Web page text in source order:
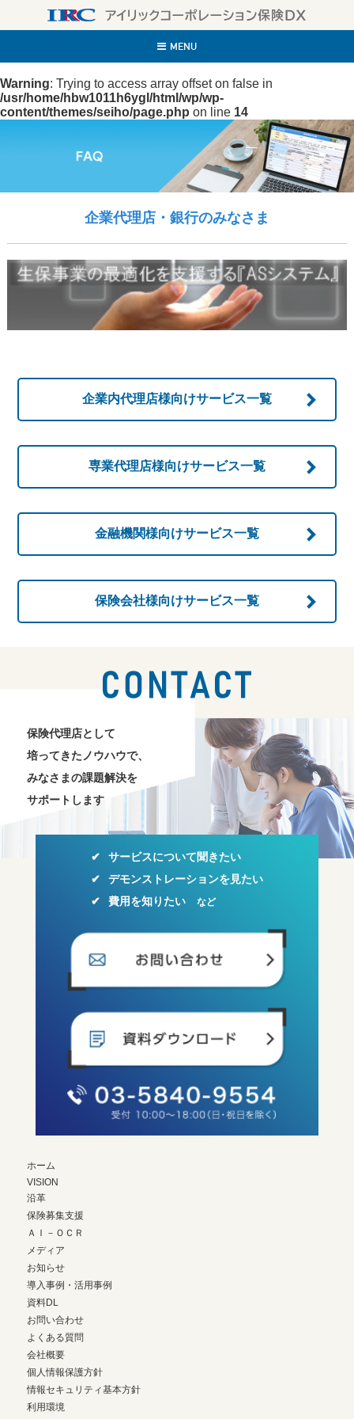
MENU
Warning: Trying to access array offset on false in
/usr/home/hbw1011h6ygl/html/wp/wp-
content/themes/seiho/page.php on line 14
企業代理店・銀行のみなさま
企業内代理店様向けサービス一覧
専業代理店様向けサービス一覧
金融機関様向けサービス一覧
保険会社様向けサービス一覧
お問い合わせ
保険代理店として
培ってきたノウハウで、
みなさまの課題解決を
サポートします
サービスについて聞きたい
デモンストレーションを見たい
費用を知りたい など
ホーム
VISION
沿革
保険募集支援
ＡＩ－ＯＣＲ
メディア
お知らせ
導入事例・活用事例
資料DL
お問い合わせ
よくある質問
会社概要
個人情報保護方針
情報セキュリティ基本方針
利用環境